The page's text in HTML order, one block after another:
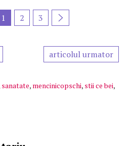
1 2 3
articolul urmator
sanatate, mencinicopschi, stii ce bei,